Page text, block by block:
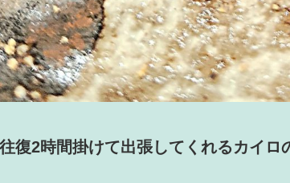
復2時間掛けて出張してくれるカイ